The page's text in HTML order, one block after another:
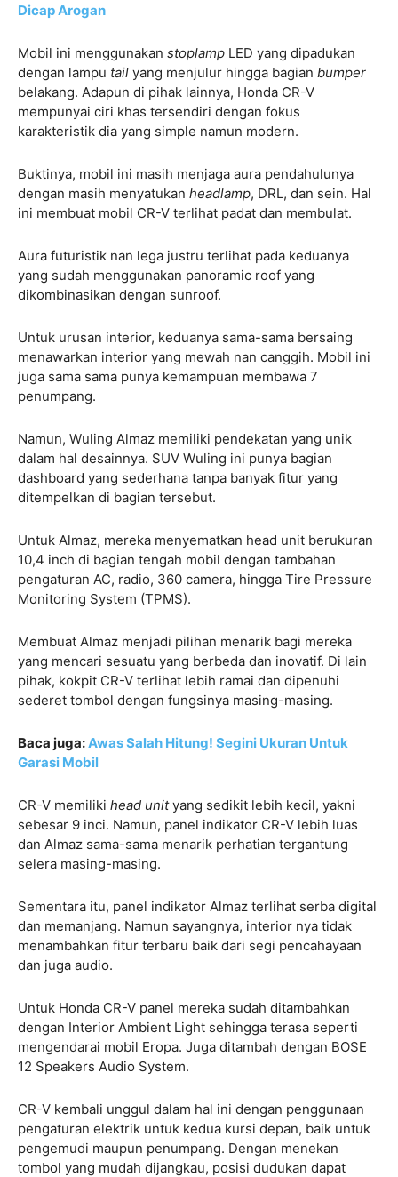
Dicap Arogan
Mobil ini menggunakan stoplamp LED yang dipadukan
dengan lampu tail yang menjulur hingga bagian bumper
belakang. Adapun di pihak lainnya, Honda CR-V
mempunyai ciri khas tersendiri dengan fokus
karakteristik dia yang simple namun modern.
Buktinya, mobil ini masih menjaga aura pendahulunya
dengan masih menyatukan headlamp, DRL, dan sein. Hal
ini membuat mobil CR-V terlihat padat dan membulat.
Aura futuristik nan lega justru terlihat pada keduanya
yang sudah menggunakan panoramic roof yang
dikombinasikan dengan sunroof.
Untuk urusan interior, keduanya sama-sama bersaing
menawarkan interior yang mewah nan canggih. Mobil ini
juga sama sama punya kemampuan membawa 7
penumpang.
Namun, Wuling Almaz memiliki pendekatan yang unik
dalam hal desainnya. SUV Wuling ini punya bagian
dashboard yang sederhana tanpa banyak fitur yang
ditempelkan di bagian tersebut.
Untuk Almaz, mereka menyematkan head unit berukuran
10,4 inch di bagian tengah mobil dengan tambahan
pengaturan AC, radio, 360 camera, hingga Tire Pressure
Monitoring System (TPMS).
Membuat Almaz menjadi pilihan menarik bagi mereka
yang mencari sesuatu yang berbeda dan inovatif. Di lain
pihak, kokpit CR-V terlihat lebih ramai dan dipenuhi
sederet tombol dengan fungsinya masing-masing.
Baca juga:Awas Salah Hitung! Segini Ukuran Untuk
Garasi Mobil
CR-V memiliki head unityang sedikit lebih kecil, yakni
sebesar 9 inci. Namun, panel indikator CR-V lebih luas
dan Almaz sama-sama menarik perhatian tergantung
selera masing-masing.
Sementara itu, panel indikator Almaz terlihat serba digital
dan memanjang. Namun sayangnya, interior nya tidak
menambahkan fitur terbaru baik dari segi pencahayaan
dan juga audio.
Untuk Honda CR-V panel mereka sudah ditambahkan
dengan Interior Ambient Light sehingga terasa seperti
mengendarai mobil Eropa. Juga ditambah dengan BOSE
12 Speakers Audio System.
CR-V kembali unggul dalam hal ini dengan penggunaan
pengaturan elektrik untuk kedua kursi depan, baik untuk
pengemudi maupun penumpang. Dengan menekan
tombol yang mudah dijangkau, posisi dudukan dapat